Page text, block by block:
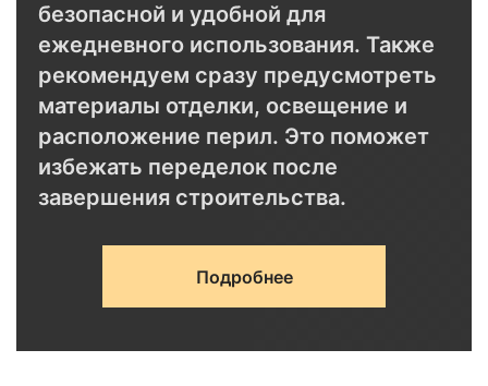
безопасной и удобной для
ежедневного использования. Также
рекомендуем сразу предусмотреть
материалы отделки, освещение и
расположение перил. Это поможет
избежать переделок после
завершения строительства.
Подробнее
Рекомендуемое
Почему это